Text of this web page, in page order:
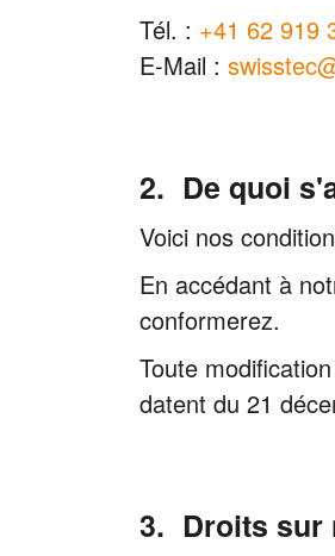
Tél. : +41 62 919
E-Mail :
De quoi
Voici nos
En accédant à
conformerez.
Toute
datent du 21
Droits sur